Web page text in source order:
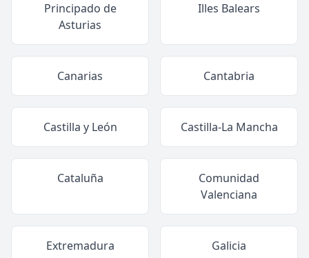
Principado de
Asturias
Illes Balears
Canarias Cantabria
Castilla y León Castilla-La Mancha
Cataluña
Comunidad
Valenciana
Extremadura Galicia